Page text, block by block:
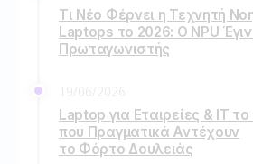
Τι Νέο Φέρνει η Τεχνητή
Laptops το 2026: Ο NPU
Πρωταγωνιστής
19/06/2026
Laptop για Εταιρείες & IT
που Πραγματικά Αντέχουν
το Φόρτο Δουλειάς